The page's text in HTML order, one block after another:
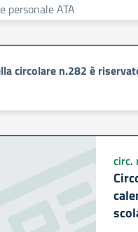
personale ATA
circolare n.282 è
circ.